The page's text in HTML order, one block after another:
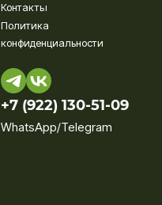
Контакты
Политика
конфиденциальности
+7 (922) 130-51-09‬
WhatsApp/Telegram